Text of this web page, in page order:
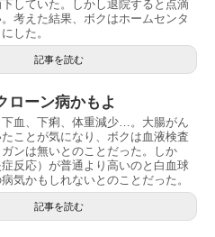
していた。しかし退院すると点滴
考えた結果、ボクはホームセンタ
した。
記事を読む
ローン病かもよ
血、下痢、体重減少…。大腸がん
ことが気になり、ボクは血液検査
ンは無いとのことだった。しか
反応）が普通より高いのと白血球
気かもしれないとのことだった。
記事を読む